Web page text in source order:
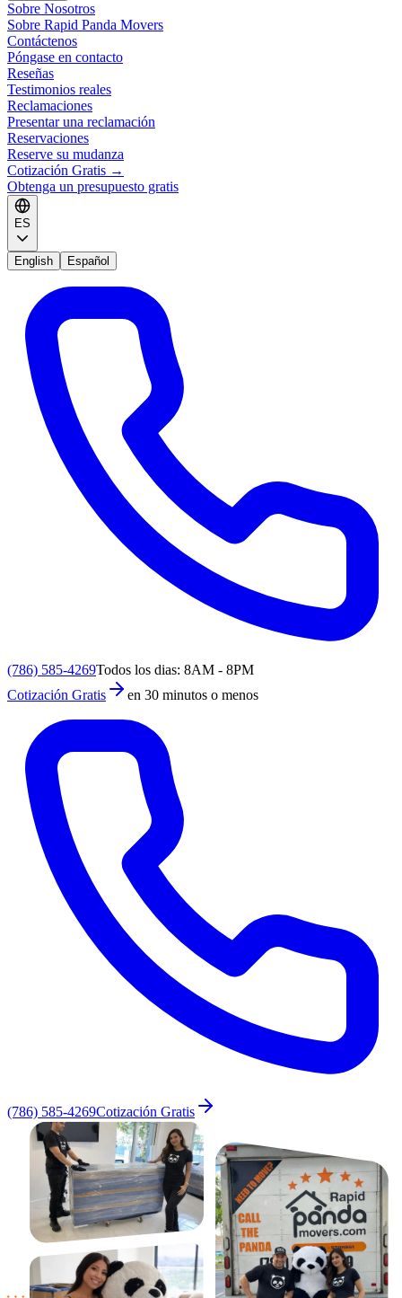
Sobre Nosotros
Sobre Rapid Panda Movers
Contáctenos
Póngase en contacto
Reseñas
Testimonios reales
Reclamaciones
Presentar una reclamación
Reservaciones
Reserve su mudanza
Cotización Gratis →
Obtenga un presupuesto gratis
ES
English Español
(786) 585-4269Todos los dias: 8AM - 8PM
Cotización Gratis
en 30 minutos o menos
(786) 585-4269Cotización Gratis